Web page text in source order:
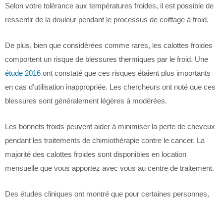
Selon votre tolérance aux températures froides, il est possible de
ressentir de la douleur pendant le processus de coiffage à froid.
De plus, bien que considérées comme rares, les calottes froides
comportent un risque de blessures thermiques par le froid. Une
étude 2016 ont constaté que ces risques étaient plus importants
en cas d’utilisation inappropriée. Les chercheurs ont noté que ces
blessures sont généralement légères à modérées.
Les bonnets froids peuvent aider à minimiser la perte de cheveux
pendant les traitements de chimiothérapie contre le cancer. La
majorité des calottes froides sont disponibles en location
mensuelle que vous apportez avec vous au centre de traitement.
Des études cliniques ont montré que pour certaines personnes,